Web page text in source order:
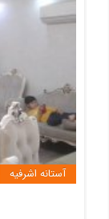
آستانه اشرفیه